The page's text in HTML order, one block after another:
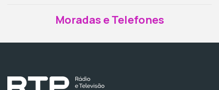
Moradas e Telefones